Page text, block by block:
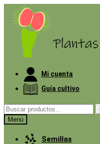
Mi cuenta
Guía cultivo
Menú
Semillas